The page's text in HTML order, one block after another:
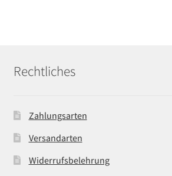
Rechtliches
Zahlungsarten
Versandarten
Widerrufsbelehrung